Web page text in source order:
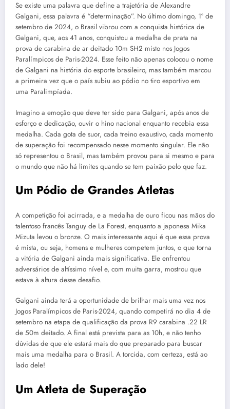
Se existe uma palavra que define a trajetória de Alexandre
Galgani, essa palavra é “determinação”. No último domingo, 1º de
setembro de 2024, o Brasil vibrou com a conquista histórica de
Galgani, que, aos 41 anos, conquistou a medalha de prata na
prova de carabina de ar deitado 10m SH2 misto nos Jogos
Paralímpicos de Paris-2024. Esse feito não apenas colocou o nome
de Galgani na história do esporte brasileiro, mas também marcou
a primeira vez que o país subiu ao pódio no tiro esportivo em
uma Paralimpíada.
Imagino a emoção que deve ter sido para Galgani, após anos de
esforço e dedicação, ouvir o hino nacional enquanto recebia essa
medalha. Cada gota de suor, cada treino exaustivo, cada momento
de superação foi recompensado nesse momento singular. Ele não
só representou o Brasil, mas também provou para si mesmo e para
o mundo que não há limites quando se tem paixão pelo que faz.
Um Pódio de Grandes Atletas
A competição foi acirrada, e a medalha de ouro ficou nas mãos do
talentoso francês Tanguy de La Forest, enquanto a japonesa Mika
Mizuta levou o bronze. O mais interessante aqui é que essa prova
é mista, ou seja, homens e mulheres competem juntos, o que torna
a vitória de Galgani ainda mais significativa. Ele enfrentou
adversários de altíssimo nível e, com muita garra, mostrou que
estava à altura desse desafio.
Galgani ainda terá a oportunidade de brilhar mais uma vez nos
Jogos Paralímpicos de Paris-2024, quando competirá no dia 4 de
setembro na etapa de qualificação da prova R9 carabina .22 LR
de 50m deitado. A final está prevista para as 10h, e não tenho
dúvidas de que ele estará mais do que preparado para buscar
mais uma medalha para o Brasil. A torcida, com certeza, está ao
lado dele!
Um Atleta de Superação